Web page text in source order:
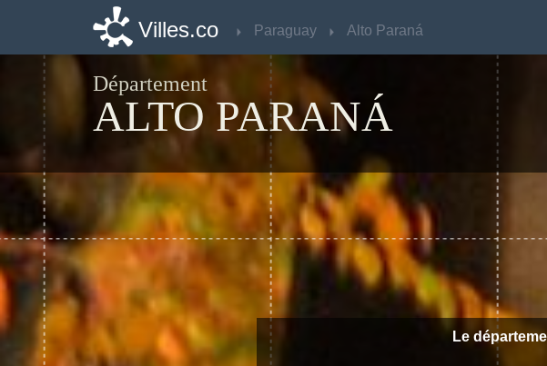
Villes.co Paraguay Alto Paraná
Département
ALTO PARANÁ
Le
Villes.co Paraguay Alto Paraná